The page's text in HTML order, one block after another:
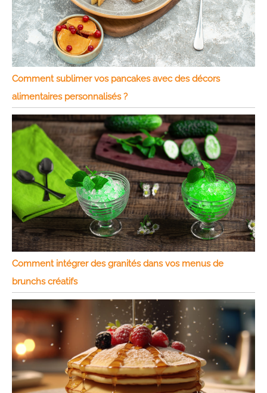
Comment sublimer vos pancakes avec des décors
alimentaires personnalisés ?
Comment intégrer des granités dans vos menus de
brunchs créatifs